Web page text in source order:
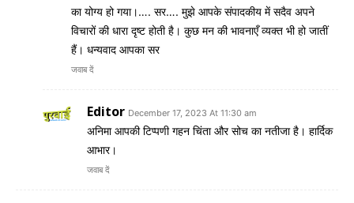
का योग्य हो गया।…. सर…. मुझे आपके संपादकीय में सदैव अपने
विचारों की धारा दृष्ट होती है। कुछ मन की भावनाएँ व्यक्त भी हो जातीं
हैं। धन्यवाद आपका सर
जवाब दें
Editor December 17, 2023 At 11:30 am
अनिमा आपकी टिप्पणी गहन चिंता और सोच का नतीजा है। हार्दिक
आभार।
जवाब दें